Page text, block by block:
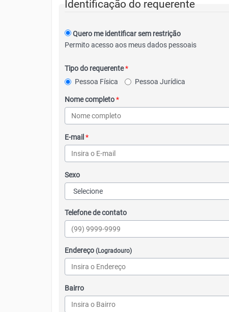
Identificação do requerente
Quero me identificar sem restrição
Permito acesso aos meus dados pessoais
Tipo do requerente*
Pessoa Física
Pessoa Jurídica
Nome completo*
E-mail *
Sexo
Telefone de contato
Endereço (Logradouro)
Bairro